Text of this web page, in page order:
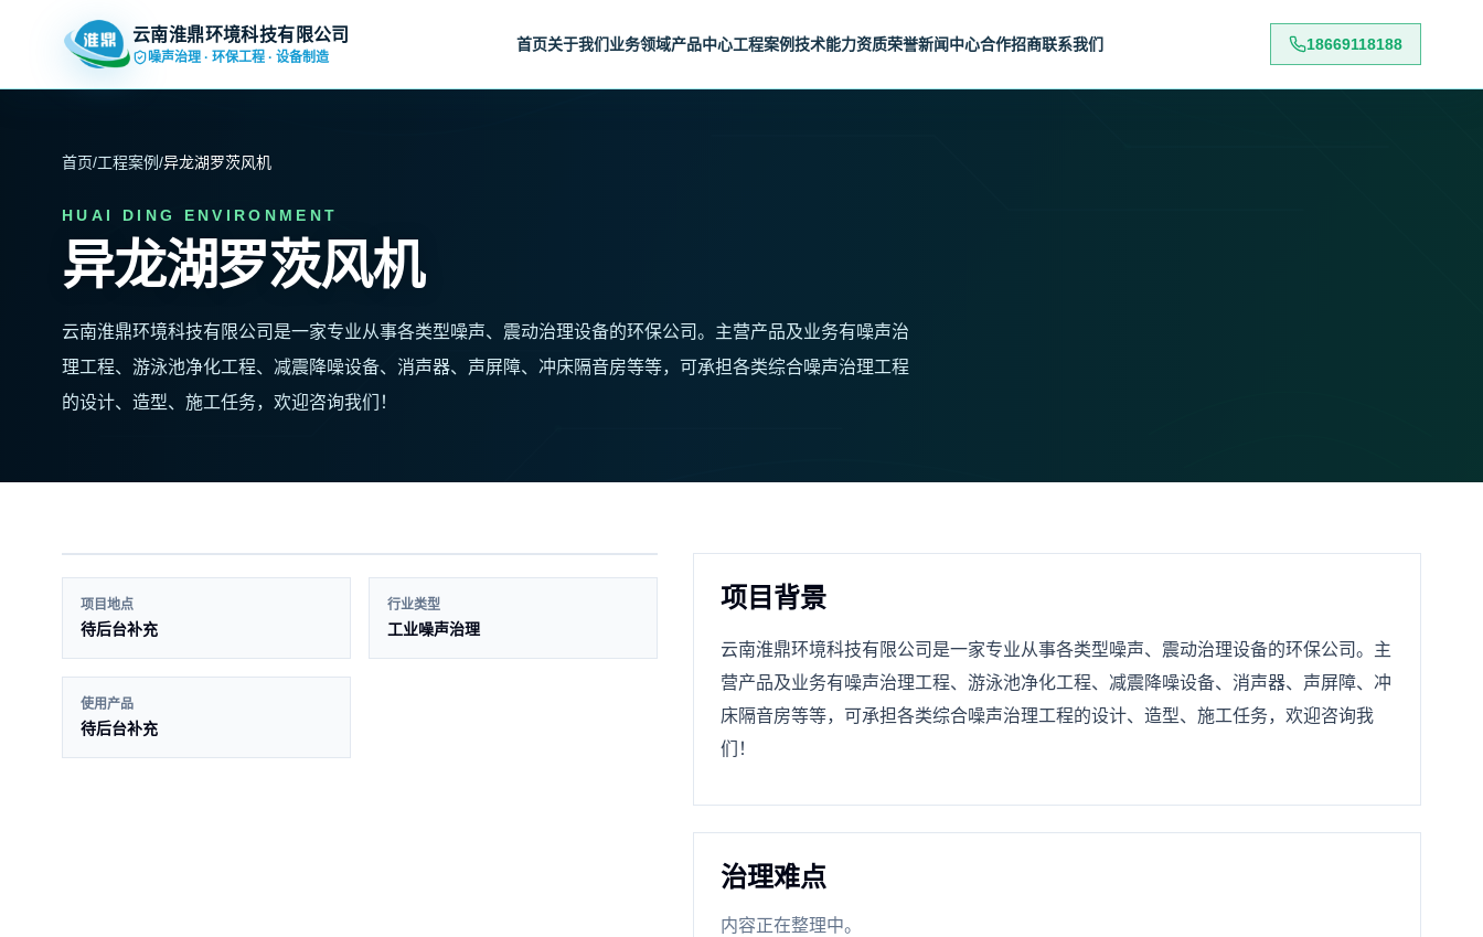
云南淮鼎环境科技有限公司
噪声治理 · 环保工程 · 设备制造
首页关于我们业务领域产品中心工程案例技术能力资质荣誉新闻中心合作招商联系我们 18669118188
首页/工程案例/异龙湖罗茨风机
HUAI DING ENVIRONMENT
异龙湖罗茨风机
云南淮鼎环境科技有限公司是一家专业从事各类型噪声、震动治理设备的环保公司。主营产品及业务有噪声治
理工程、游泳池净化工程、减震降噪设备、消声器、声屏障、冲床隔音房等等，可承担各类综合噪声治理工程
的设计、造型、施工任务，欢迎咨询我们！
项目地点
待后台补充
行业类型
工业噪声治理
使用产品
待后台补充
项目背景
云南淮鼎环境科技有限公司是一家专业从事各类型噪声、震动治理设备的环保公司。主
营产品及业务有噪声治理工程、游泳池净化工程、减震降噪设备、消声器、声屏障、冲
床隔音房等等，可承担各类综合噪声治理工程的设计、造型、施工任务，欢迎咨询我
们！
治理难点
内容正在整理中。